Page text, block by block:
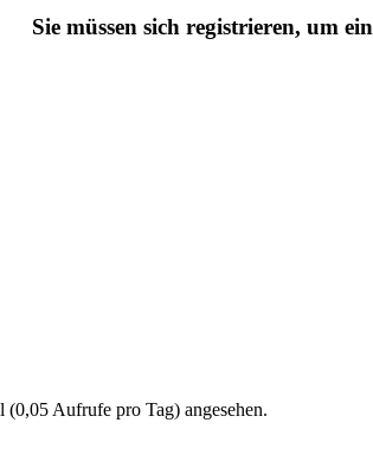
Sie müssen sich registrieren, um
Aufrufe pro Tag) angesehen.